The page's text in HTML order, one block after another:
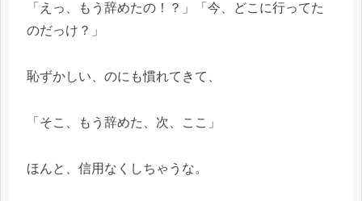
「えっ、もう辞めたの！？」「今、どこに行ってた
のだっけ？」
恥ずかしい、のにも慣れてきて、
「そこ、もう辞めた、次、ここ」
ほんと、信用なくしちゃうな。